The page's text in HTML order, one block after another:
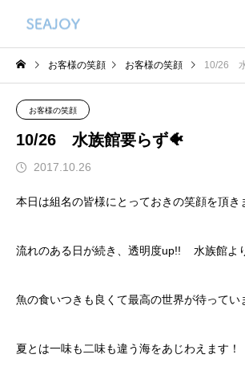
お客様の笑顔 お客様の笑顔 10/26
お客様の笑顔
10/26 水族館要らず🐠
2017.10.26
本日は組名の皆様にとっておきの笑顔を頂き
流れのある日が続き、透明度up!! 水族館よ
魚の食いつきも良くて最高の世界が待って
夏とは一味も二味も違う海をあじわえます！